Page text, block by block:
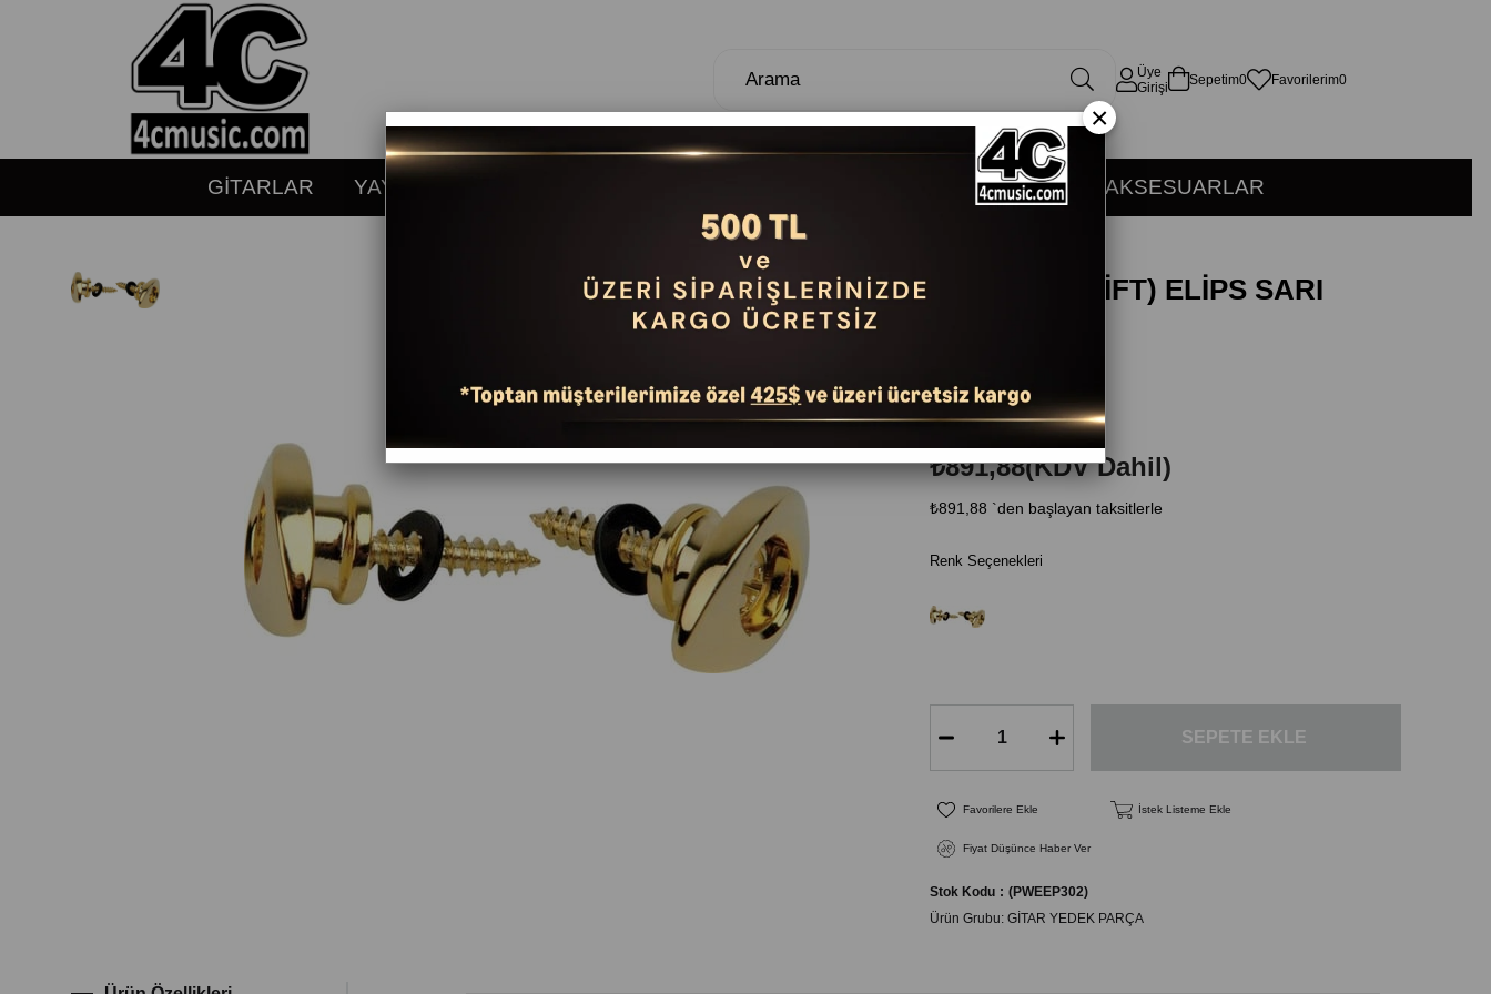
Üye
Girişi
Sepetim0 Favorilerim0
GİTARLAR YAYLILAR DAVUL VE PERKÜSYON AKSESUARLAR
ASKI PİMİ (ÇİFT) ELİPS SARI
18.74 USD
₺891,88(KDV Dahil)
₺891,88 `den başlayan taksitlerle
Renk Seçenekleri
Favorilere Ekle İstek Listeme Ekle
Fiyat Düşünce Haber Ver
Stok Kodu
(PWEEP302)
Ürün Grubu:GİTAR YEDEK PARÇA
×